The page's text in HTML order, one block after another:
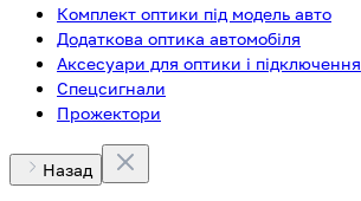
Комплект оптики під модель авто
Додаткова оптика автомобіля
Аксесуари для оптики і підключення
Спецсигнали
Прожектори
Назад